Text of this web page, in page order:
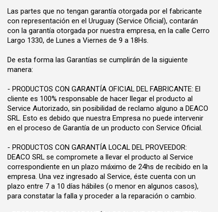
Las partes que no tengan garantía otorgada por el fabricante
con representación en el Uruguay (Service Oficial), contarán
con la garantía otorgada por nuestra empresa, en la calle Cerro
Largo 1330, de Lunes a Viernes de 9 a 18Hs.
De esta forma las Garantías se cumplirán de la siguiente
manera:
- PRODUCTOS CON GARANTÍA OFICIAL DEL FABRICANTE: El
cliente es 100% responsable de hacer llegar el producto al
Service Autorizado, sin posibilidad de reclamo alguno a DEACO
SRL. Esto es debido que nuestra Empresa no puede intervenir
en el proceso de Garantía de un producto con Service Oficial.
- PRODUCTOS CON GARANTÍA LOCAL DEL PROVEEDOR:
DEACO SRL se compromete a llevar el producto al Service
correspondiente en un plazo máximo de 24hs de recibido en la
empresa. Una vez ingresado al Service, éste cuenta con un
plazo entre 7 a 10 días hábiles (o menor en algunos casos),
para constatar la falla y proceder a la reparación o cambio.